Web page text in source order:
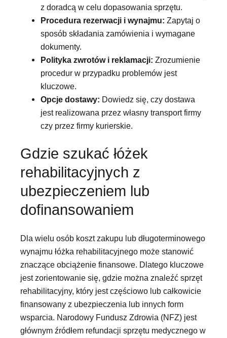
z doradcą w celu dopasowania sprzętu.
Procedura rezerwacji i wynajmu: Zapytaj o
sposób składania zamówienia i wymagane
dokumenty.
Polityka zwrotów i reklamacji: Zrozumienie
procedur w przypadku problemów jest
kluczowe.
Opcje dostawy: Dowiedz się, czy dostawa
jest realizowana przez własny transport firmy
czy przez firmy kurierskie.
Gdzie szukać łóżek
rehabilitacyjnych z
ubezpieczeniem lub
dofinansowaniem
Dla wielu osób koszt zakupu lub długoterminowego
wynajmu łóżka rehabilitacyjnego może stanowić
znaczące obciążenie finansowe. Dlatego kluczowe
jest zorientowanie się, gdzie można znaleźć sprzęt
rehabilitacyjny, który jest częściowo lub całkowicie
finansowany z ubezpieczenia lub innych form
wsparcia. Narodowy Fundusz Zdrowia (NFZ) jest
głównym źródłem refundacji sprzętu medycznego w